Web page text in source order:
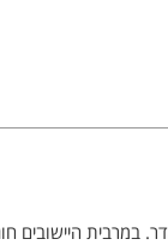
במרבית היישובים